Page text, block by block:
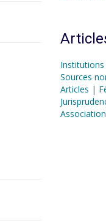
Sources
Articles |